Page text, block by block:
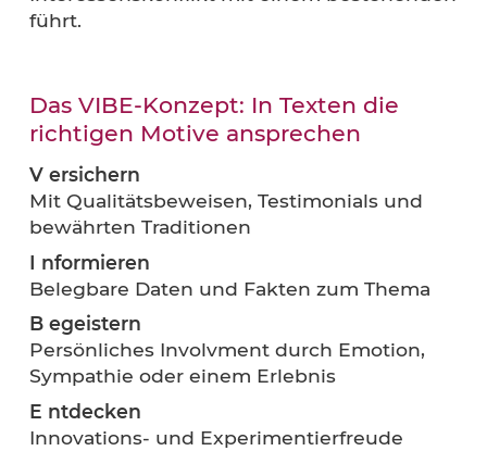
selbstverständlich behandle ich alle
Interessenskonflikt mit einem
führt.
Das VIBE-Konzept: In Texten die
richtigen Motive ansprechen
Versichern
Mit Qualitätsbeweisen, Testimonials und
bewährten Traditionen
I nformieren
Belegbare Daten und Fakten zum Thema